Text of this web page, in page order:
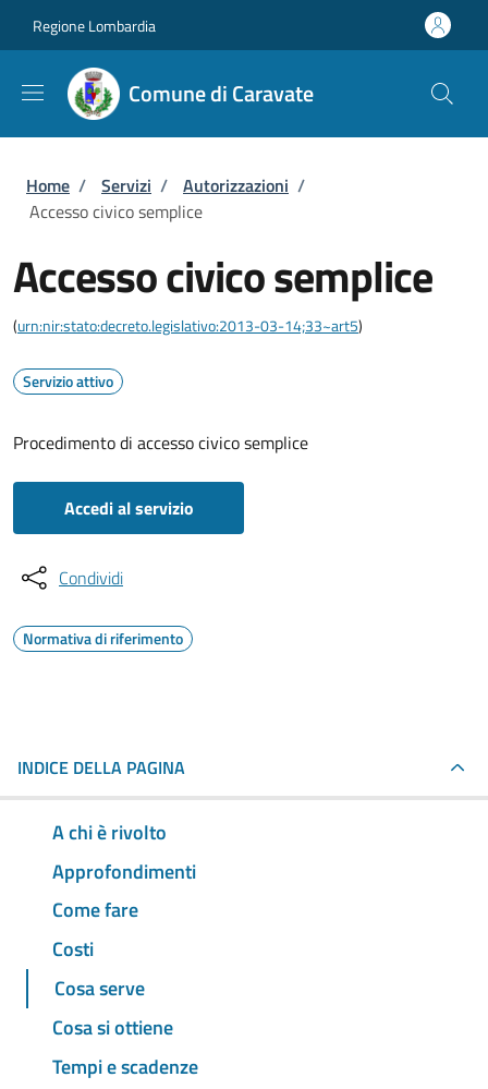
Regione Lombardia
Comune di Caravate
Briciole di pane
Home / Servizi / Autorizzazioni /
Accesso civico semplice
Accesso civico semplice
(urn:nir:stato:decreto.legislativo:2013-03-14;33~art5)
Servizio attivo
Procedimento di accesso civico semplice
Accedi al servizio
Condividi
Normativa di riferimento
INDICE DELLA PAGINA
A chi è rivolto
Approfondimenti
Come fare
Costi
Cosa serve
Cosa si ottiene
Tempi e scadenze